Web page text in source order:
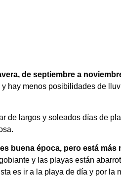
de septiembre a
hay menos posibilidades de
de largos y soleados días de
buena época, pero está más
y las playas están
es ir a la playa de día y por la